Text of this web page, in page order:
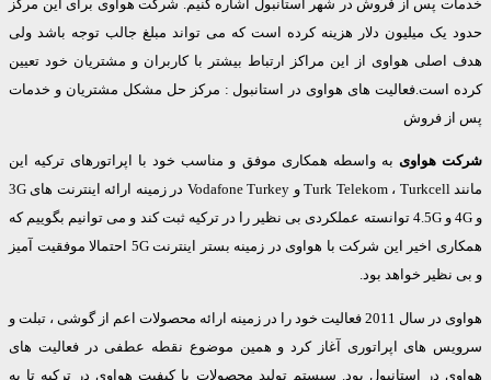
پس از فروش در شهر استانبول اشاره کنیم. شرکت هواوی برای این مرکز
یک میلیون دلار هزینه کرده است که می تواند مبلغ جالب توجه باشد ولی
هواوی از این مراکز ارتباط بیشتر با کاربران و مشتریان خود تعیین
است.فعالیت های هواوی در استانبول : مرکز حل مشکل مشتریان و خدمات
فروش
هواویبه واسطه همکاری موفق و مناسب خود با اپراتورهای ترکیه این
مانند Turk Telekom ، Turkcell و Vodafone Turkey در زمینه ارائه اینترنت های 3G
و 4G و 4.5G توانسته عملکردی بی نظیر را در ترکیه ثبت کند و می توانیم بگوییم که
همکاری اخیر این شرکت با هواوی در زمینه بستر اینترنت 5G احتمالا موفقیت آمیز
خواهد بود.
هواوی در سال 2011 فعالیت خود را در زمینه ارائه محصولات اعم از گوشی ، تبلت و
های اپراتوری آغاز کرد و همین موضوع نقطه عطفی در فعالیت های
در استانبول بود. سیستم تولید محصولات با کیفیت هواوی در ترکیه تا به